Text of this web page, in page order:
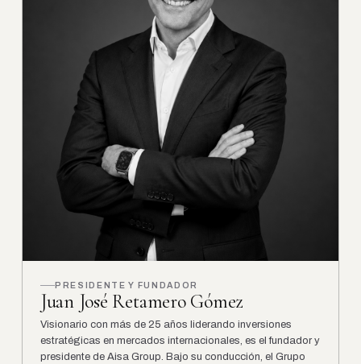
PRESIDENTE Y FUNDADOR
Juan José Retamero Gómez
Visionario con más de 25 años liderando inversiones
estratégicas en mercados internacionales, es el fundador y
presidente de Aisa Group. Bajo su conducción, el Grupo